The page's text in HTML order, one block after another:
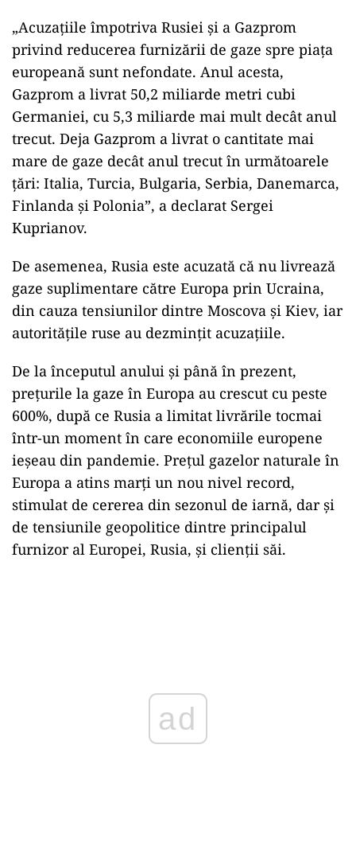
„Acuzaţiile împotriva Rusiei şi a Gazprom
privind reducerea furnizării de gaze spre piaţa
europeană sunt nefondate. Anul acesta,
Gazprom a livrat 50,2 miliarde metri cubi
Germaniei, cu 5,3 miliarde mai mult decât anul
trecut. Deja Gazprom a livrat o cantitate mai
mare de gaze decât anul trecut în următoarele
ţări: Italia, Turcia, Bulgaria, Serbia, Danemarca,
Finlanda şi Polonia”, a declarat Sergei
Kuprianov.
De asemenea, Rusia este acuzată că nu livrează
gaze suplimentare către Europa prin Ucraina,
din cauza tensiunilor dintre Moscova şi Kiev, iar
autorităţile ruse au dezminţit acuzaţiile.
De la începutul anului şi până în prezent,
preţurile la gaze în Europa au crescut cu peste
600%, după ce Rusia a limitat livrările tocmai
într-un moment în care economiile europene
ieşeau din pandemie. Preţul gazelor naturale în
Europa a atins marţi un nou nivel record,
stimulat de cererea din sezonul de iarnă, dar şi
de tensiunile geopolitice dintre principalul
furnizor al Europei, Rusia, şi clienţii săi.
ad